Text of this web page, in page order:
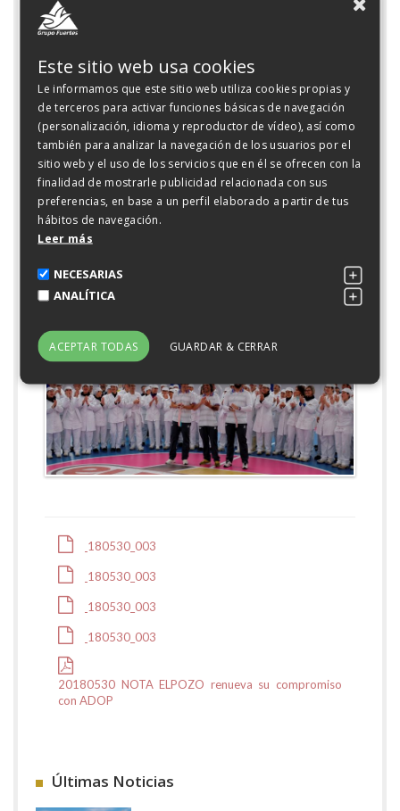
en una competición al más alto nivel.
ELPOZO ALIMENTACIÓN es una empresa socialmente
sus planes y estrategias de responsabilidad social
actuaciones dirigidas a fomentar la inserción laboral de
este colectivo. Asimismo, la compañía promueve el
deporte base entre los más pequeños.
GALERÍA
)">
)">
180530_003
180530_003
180530_003
180530_003
20180530 NOTA ELPOZO renueva su compromiso
con ADOP
Últimas Noticias
Este sitio web usa cookies
Le informamos que este sitio web utiliza cookies propias y
de terceros para activar funciones básicas de navegación
(personalización, idioma y reproductor de vídeo), así como
también para analizar la navegación de los usuarios por el
sitio web y el uso de los servicios que en él se ofrecen con la
finalidad de mostrarle publicidad relacionada con sus
preferencias, en base a un perfil elaborado a partir de tus
hábitos de navegación.
Leer más
NECESARIAS
ANALÍTICA
ACEPTAR TODAS GUARDAR & CERRAR